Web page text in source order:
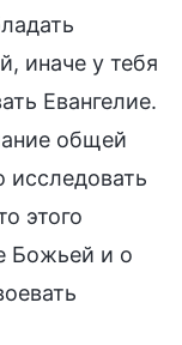
иначе у тебя
Евангелие.
общей
этого
Божьей и о